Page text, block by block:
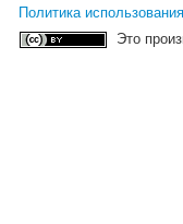
Политика
Это